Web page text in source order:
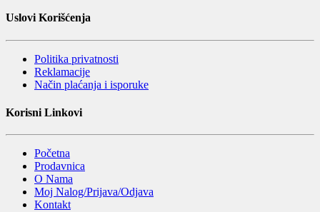
Uslovi Korišćenja
Politika privatnosti
Reklamacije
Način plaćanja i isporuke
Korisni Linkovi
Početna
Prodavnica
O Nama
Moj Nalog/Prijava/Odjava
Kontakt